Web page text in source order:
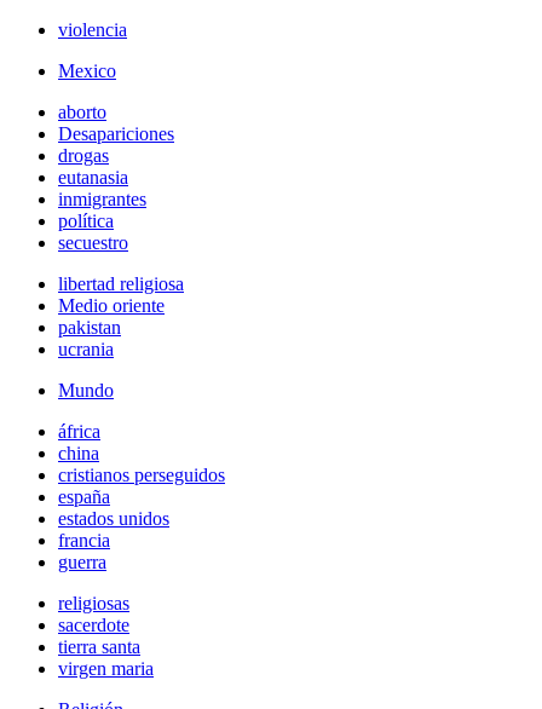
violencia
Mexico
aborto
Desapariciones
drogas
eutanasia
inmigrantes
política
secuestro
libertad religiosa
Medio oriente
pakistan
ucrania
Mundo
áfrica
china
cristianos perseguidos
españa
estados unidos
francia
guerra
religiosas
sacerdote
tierra santa
virgen maria